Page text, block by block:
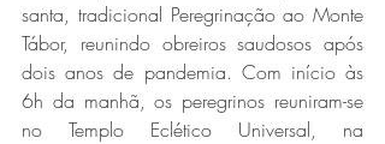
santa, tradicional Peregrinação ao Monte
Tábor, reunindo obreiros saudosos após
dois anos de pandemia. Com início às
6h da manhã, os peregrinos reuniram-se
no Templo Eclético Universal, na